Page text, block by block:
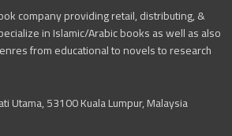
company providing retail, distributing, &
in Islamic/Arabic books as well as also
from educational to novels to research
Utama, 53100 Kuala Lumpur, Malaysia